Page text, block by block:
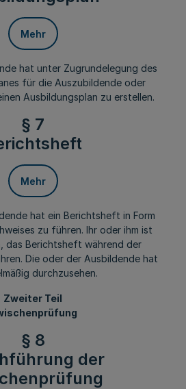
Mehr
hat unter Zugrundelegung des
für die Auszubildende oder
Ausbildungsplan zu erstellen.
§ 7
Mehr
hat ein Berichtsheft in Form
zu führen. Ihr oder ihm ist
das Berichtsheft während der
Die oder der Ausbildende hat
durchzusehen.
Zweiter Teil
§ 8
der